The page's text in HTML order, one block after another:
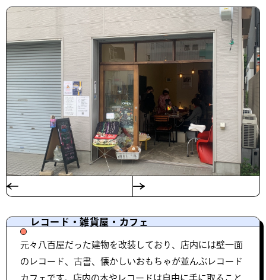
レコード・雑貨屋・カフェ
元々八百屋だった建物を改装しており、店内には壁一面
のレコード、古書、懐かしいおもちゃが並んぶレコード
カフェです。店内の本やレコードは自由に手に取ること